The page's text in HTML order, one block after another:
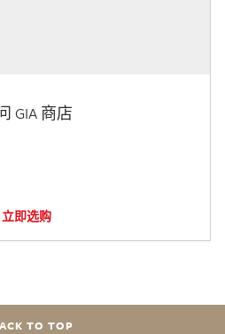
GIA 商店
立即选购
TO TOP